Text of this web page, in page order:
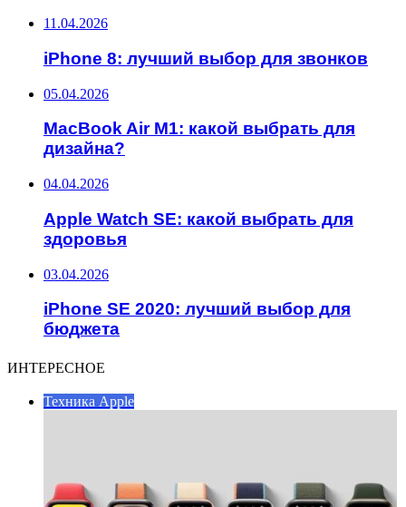
11.04.2026
iPhone 8: лучший выбор для звонков
05.04.2026
MacBook Air M1: какой выбрать для
дизайна?
04.04.2026
Apple Watch SE: какой выбрать для
здоровья
03.04.2026
iPhone SE 2020: лучший выбор для
бюджета
ИНТЕРЕСНОЕ
Техника Apple